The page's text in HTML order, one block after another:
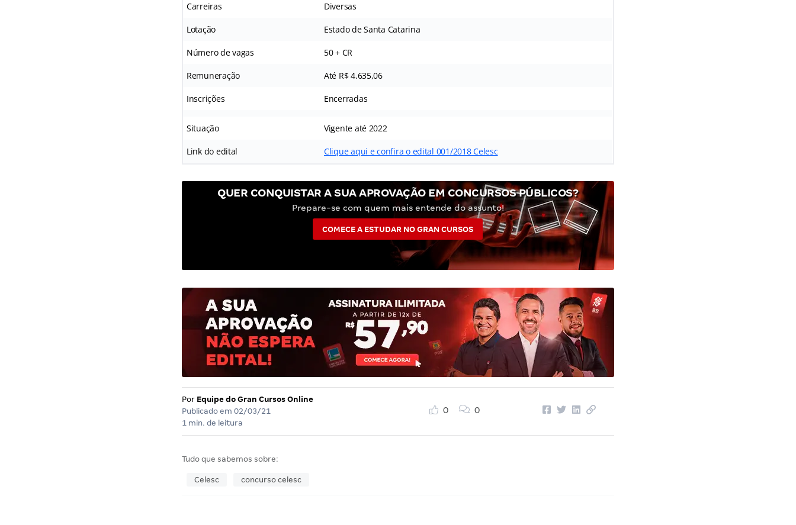
Carreiras Diversas
Lotação Estado de Santa Catarina
Número de vagas 50 + CR
Remuneração Até R$ 4.635,06
Inscrições Encerradas
Situação Vigente até 2022
Link do edital Clique aqui e confira o edital 001/2018 Celesc
QUER CONQUISTAR A SUA APROVAÇÃO EM CONCURSOS PÚBLICOS?
Prepare-se com quem mais entende do assunto!
COMECE A ESTUDAR NO GRAN CURSOS
Por Equipe do Gran Cursos Online
Publicado em 02/03/21
1 min. de leitura
0 0
Tudo que sabemos sobre:
Celesc concurso celesc